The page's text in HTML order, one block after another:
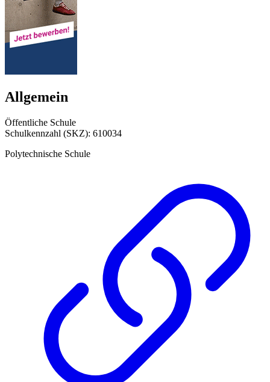
Allgemein
Öffentliche Schule
Schulkennzahl (SKZ): 610034
Polytechnische Schule